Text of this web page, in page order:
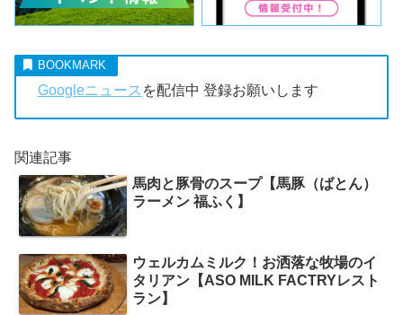
Googleニュース を配信中 登録お願いします
関連記事
馬肉と豚骨のスープ【馬豚（ばとん）
ラーメン 福ふく】
ウェルカムミルク！お洒落な牧場のイ
タリアン【ASO MILK FACTRYレスト
ラン】